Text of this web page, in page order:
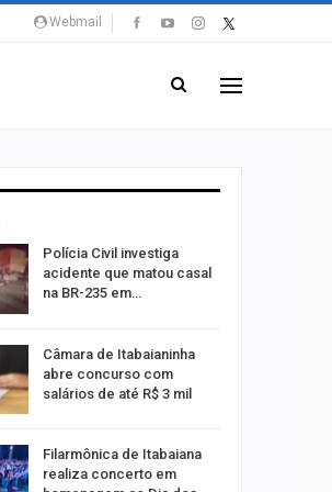
Webmail
Polícia Civil investiga
acidente que matou casal
na BR-235 em…
Câmara de Itabaianinha
abre concurso com
salários de até R$ 3 mil
Filarmônica de Itabaiana
realiza concerto em